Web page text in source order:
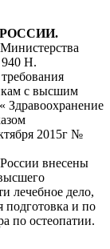
РОССИИ.
940 Н.
с высшим
Здравоохранение
2015г №
внесены
лечебное дело,
подготовка и по
по остеопатии.